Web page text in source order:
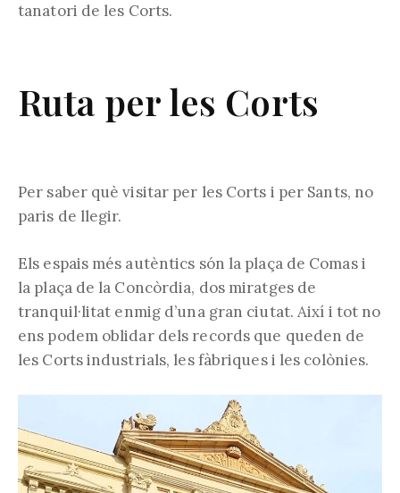
tanatori de les Corts.
Ruta per les Corts
Per saber què visitar per les Corts i per Sants, no
paris de llegir.
Els espais més autèntics són la plaça de Comas i
la plaça de la Concòrdia, dos miratges de
tranquil·litat enmig d’una gran ciutat. Així i tot no
ens podem oblidar dels records que queden de
les Corts industrials, les fàbriques i les colònies.